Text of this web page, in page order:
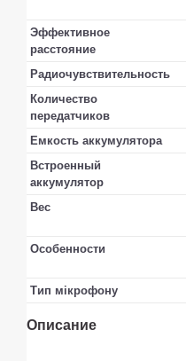
Эффективное
расстояние
Радиочувствительность
Количество
передатчиков
Емкость аккумулятора
Встроенный
аккумулятор
Вес
Особенности
Тип мікрофону
Описание